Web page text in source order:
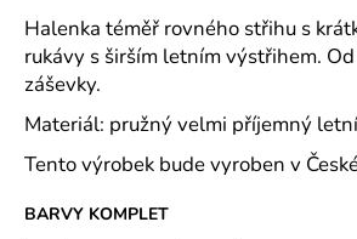
Halenka téměř rovného střihu s
rukávy s širším letním výstřihem.
záševky.
Materiál: pružný velmi příjemný
Tento výrobek bude vyroben v
BARVY KOMPLET
u
j
e
m
e
DOMÁCÍ